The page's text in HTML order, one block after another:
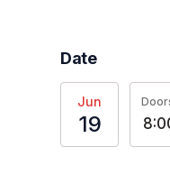
Date
Jun
19